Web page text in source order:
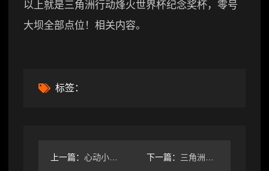
以上就是三角洲行动烽火世界杯纪念奖杯，零号
大坝全部点位！相关内容。
标签：
上一篇： 心动小镇心动小镇｜本周15个粉色泡泡位置 下一篇： 三角洲行动三角洲3x3三阶段，邪修通关玩法！